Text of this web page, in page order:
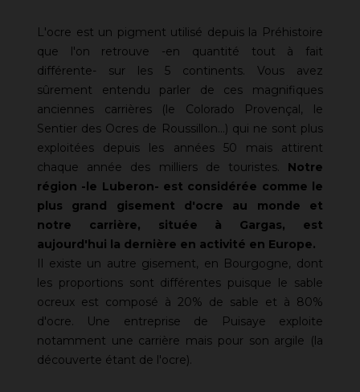
L'ocre est un pigment utilisé depuis la Préhistoire
que l'on retrouve -en quantité tout à fait
différente- sur les 5 continents. Vous avez
sûrement entendu parler de ces magnifiques
anciennes carrières (le Colorado Provençal, le
Sentier des Ocres de Roussillon...) qui ne sont plus
exploitées depuis les années 50 mais attirent
chaque année des milliers de touristes. Notre
région -le Luberon- est considérée comme le
plus grand gisement d'ocre au monde et
notre carrière, située à Gargas, est
aujourd'hui la dernière en activité en Europe.
Il existe un autre gisement, en Bourgogne, dont
les proportions sont différentes puisque le sable
ocreux est composé à 20% de sable et à 80%
d'ocre. Une entreprise de Puisaye exploite
notamment une carrière mais pour son argile (la
découverte étant de l'ocre).